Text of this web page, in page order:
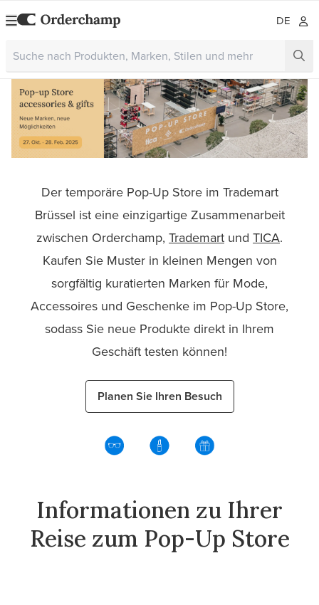
DE
Der temporäre Pop-Up Store im Trademart
Brüssel ist eine einzigartige Zusammenarbeit
zwischen Orderchamp, Trademart und TICA.
Kaufen Sie Muster in kleinen Mengen von
sorgfältig kuratierten Marken für Mode,
Accessoires und Geschenke im Pop-Up Store,
sodass Sie neue Produkte direkt in Ihrem
Geschäft testen können!
Planen Sie Ihren Besuch
Informationen zu Ihrer
Reise zum Pop-Up Store